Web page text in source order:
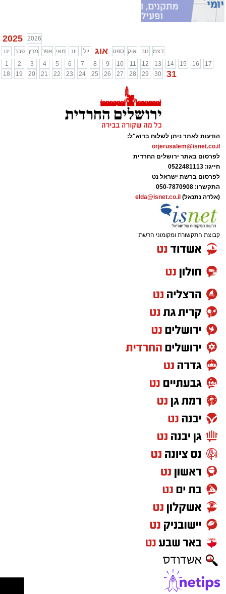
2025
2026
ינו
פבר מרץ אפר מאי יונ יול אוג ספט אוק נוב
דצמ
1
2 3 4 5 6 7 8 9 10 11 12 13 14 15 16
17
18
19 20 21 22 23 24 25 26 27 28 29 30 31
הודעות לאתר ניתן לשלוח בדוא"ל:
orjerusalem@isnet.co.il
לפרסום באתר ירושלים החרדית
חייגו: 0522481113
לפרסום ברשת ישראל נט
התקשרו: 050-7870908
(אלדה נתנאל) elda@isnet.co.il
קבוצת התקשורת ומקומוני הרשת: